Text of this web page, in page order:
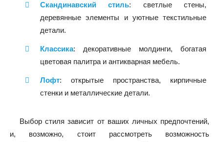
Скандинавский стиль: светлые стены,
деревянные элементы и уютные текстильные
детали.
Классика: декоративные молдинги, богатая
цветовая палитра и антикварная мебель.
Лофт: открытые пространства, кирпичные
стенки и металлические детали.
Выбор стиля зависит от ваших личных предпочтений,
и, возможно, стоит рассмотреть возможность